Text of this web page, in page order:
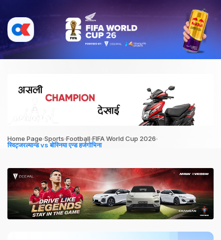
Home Page›Sports›Football›FIFA World Cup 2026›
स्विट्जरल्यान्ड vs बोस्निया एन्ड हर्जगोभिना